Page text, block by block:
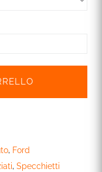
, Ford
, Specchietti